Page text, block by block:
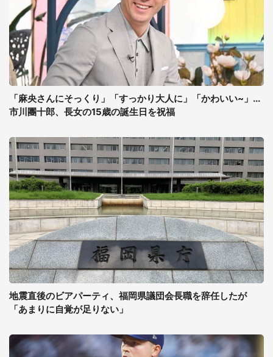
「麻央さんにそっくり」「すっかり大人に」「かわいい~」...
市川團十郎、長女の15歳の誕生日を祝福
地震直後のビアパーティ、福岡県議団会長職を辞任したが
「あまりに自覚が足りない」